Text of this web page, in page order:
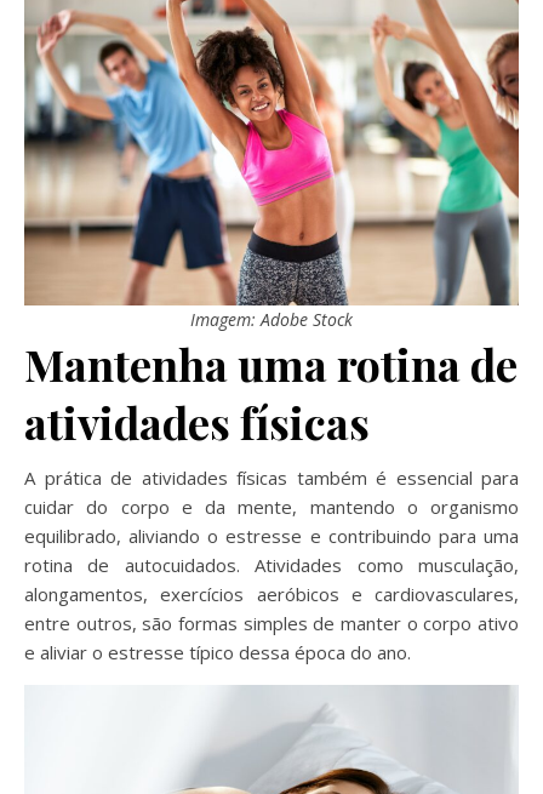
Imagem: Adobe Stock
Mantenha uma rotina de
atividades físicas
A prática de atividades físicas também é essencial para
cuidar do corpo e da mente, mantendo o organismo
equilibrado, aliviando o estresse e contribuindo para uma
rotina de autocuidados. Atividades como musculação,
alongamentos, exercícios aeróbicos e cardiovasculares,
entre outros, são formas simples de manter o corpo ativo
e aliviar o estresse típico dessa época do ano.